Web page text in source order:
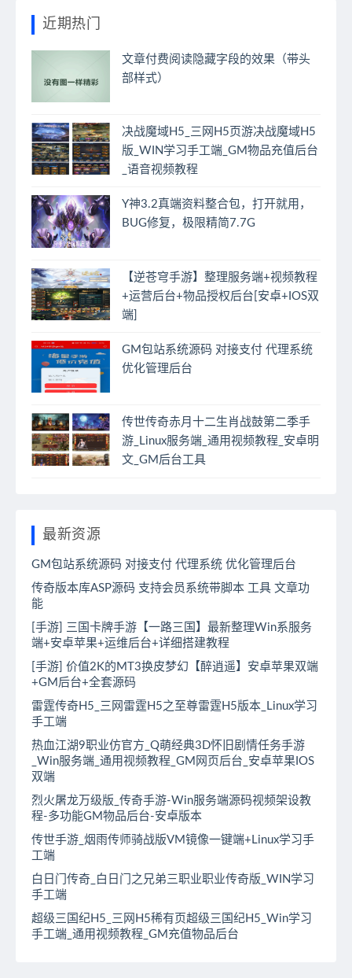
近期热门
文章付费阅读隐藏字段的效果（带头
部样式）
决战魔域H5_三网H5页游决战魔域H5
版_WIN学习手工端_GM物品充值后台
_语音视频教程
Y神3.2真端资料整合包，打开就用，
BUG修复，极限精简7.7G
【逆苍穹手游】整理服务端+视频教程
+运营后台+物品授权后台[安卓+IOS双
端]
GM包站系统源码 对接支付 代理系统
优化管理后台
传世传奇赤月十二生肖战鼓第二季手
游_Linux服务端_通用视频教程_安卓明
文_GM后台工具
最新资源
GM包站系统源码 对接支付 代理系统 优化管理后台
传奇版本库ASP源码 支持会员系统带脚本 工具 文章功
能
[手游] 三国卡牌手游【一路三国】最新整理Win系服务
端+安卓苹果+运维后台+详细搭建教程
[手游] 价值2K的MT3换皮梦幻【醉逍遥】安卓苹果双端
+GM后台+全套源码
雷霆传奇H5_三网雷霆H5之至尊雷霆H5版本_Linux学习
手工端
热血江湖9职业仿官方_Q萌经典3D怀旧剧情任务手游
_Win服务端_通用视频教程_GM网页后台_安卓苹果IOS
双端
烈火屠龙万级版_传奇手游-Win服务端源码视频架设教
程-多功能GM物品后台-安卓版本
传世手游_烟雨传师骑战版VM镜像一键端+Linux学习手
工端
白日门传奇_白日门之兄弟三职业职业传奇版_WIN学习
手工端
超级三国纪H5_三网H5稀有页超级三国纪H5_Win学习
手工端_通用视频教程_GM充值物品后台